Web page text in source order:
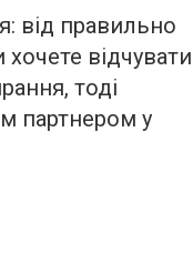
від правильно
відчувати
тоді
партнером у